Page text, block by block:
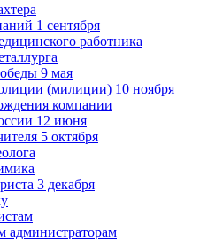
1 сентября
работника
9 мая
(милиции) 10 ноября
компании
12 июня
5 октября
3 декабря
администраторам